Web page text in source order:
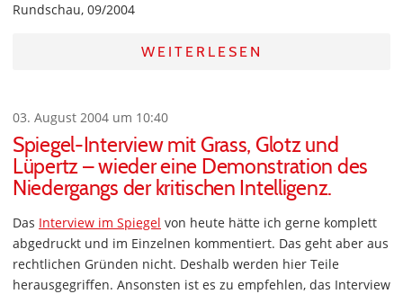
Rundschau, 09/2004
WEITERLESEN
03. August 2004 um 10:40
Spiegel-Interview mit Grass, Glotz und
Lüpertz – wieder eine Demonstration des
Niedergangs der kritischen Intelligenz.
Das Interview im Spiegel von heute hätte ich gerne komplett
abgedruckt und im Einzelnen kommentiert. Das geht aber aus
rechtlichen Gründen nicht. Deshalb werden hier Teile
herausgegriffen. Ansonsten ist es zu empfehlen, das Interview